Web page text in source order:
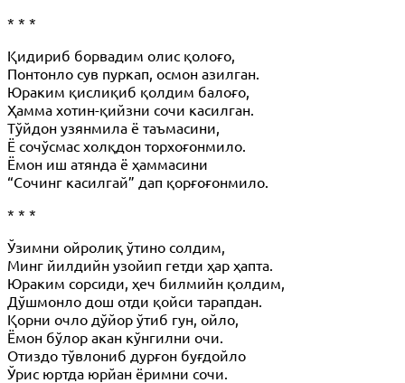
* * *
Қидириб борвадим олис қолоғо,
Понтонло сув пуркап, осмон азилган.
Юраким қислиқиб қолдим балоғо,
Ҳамма хотин-қийзни сочи касилган.
Тўйдон узянмила ё таъмасини,
Ё сочўсмас холқдон торхоғонмило.
Ёмон иш атянда ё ҳаммасини
“Сочинг касилгай” дап қорғоғонмило.
* * *
Ўзимни ойролиқ ўтино солдим,
Минг йилдийн узойип гетди ҳар ҳапта.
Юраким сорсиди, ҳеч билмийн қолдим,
Дўшмонло дош отди қойси тарапдан.
Қорни очло дўйор ўтиб гун, ойло,
Ёмон бўлор акан кўнгилни очи.
Отиздо тўвлониб дурғон буғдойло
Ўрис юртда юрйан ёримни сочи.